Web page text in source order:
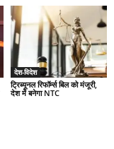
देश-विदेश
ट्रिब्यूनल रिफॉर्म्स बिल को मंजूरी,
देश में बनेगा NTC